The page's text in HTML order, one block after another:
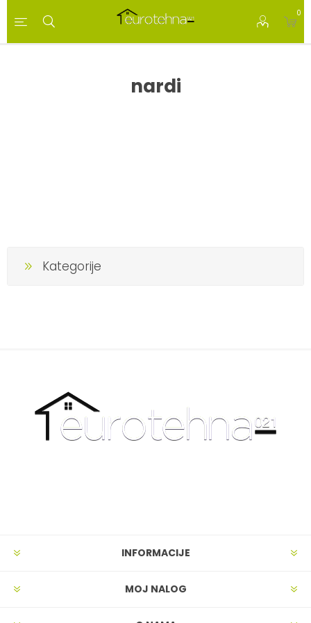
0
nardi
Kategorije
INFORMACIJE
MOJ NALOG